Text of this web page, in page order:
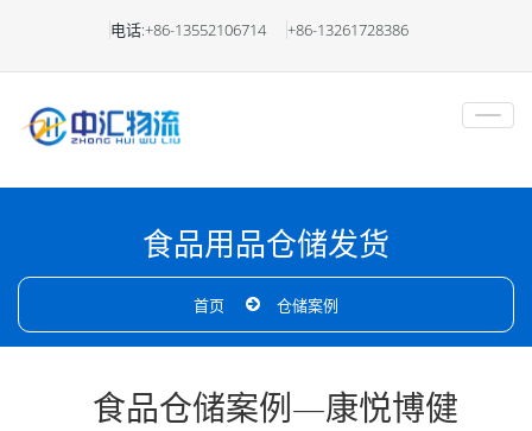
品
仓
储
管
电话:+86-13552106714 +86-13261728386
食品用品仓储发货
首页 仓储案例
食品仓储案例—康悦博健